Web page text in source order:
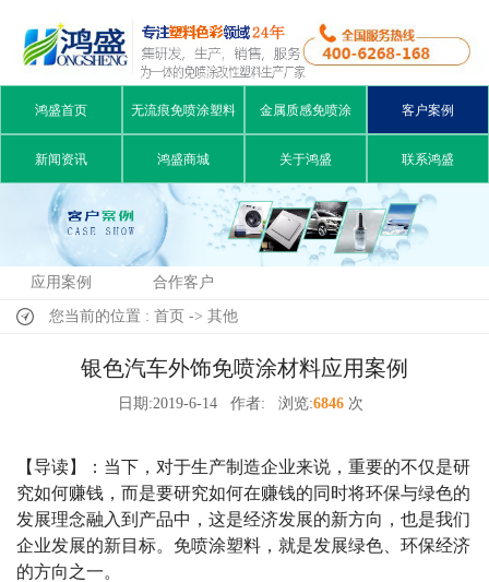
鸿盛首页 无流痕免喷涂塑料 金属质感免喷涂 客户案例
新闻资讯 鸿盛商城 关于鸿盛 联系鸿盛
应用案例 合作客户
您当前的位置 : 首页 -> 其他
银色汽车外饰免喷涂材料应用案例
日期:2019-6-14 作者: 浏览:6846次
【导读】：当下，对于生产制造企业来说，重要的不仅是研
究如何赚钱，而是要研究如何在赚钱的同时将环保与绿色的
发展理念融入到产品中，这是经济发展的新方向，也是我们
企业发展的新目标。免喷涂塑料，就是发展绿色、环保经济
的方向之一。